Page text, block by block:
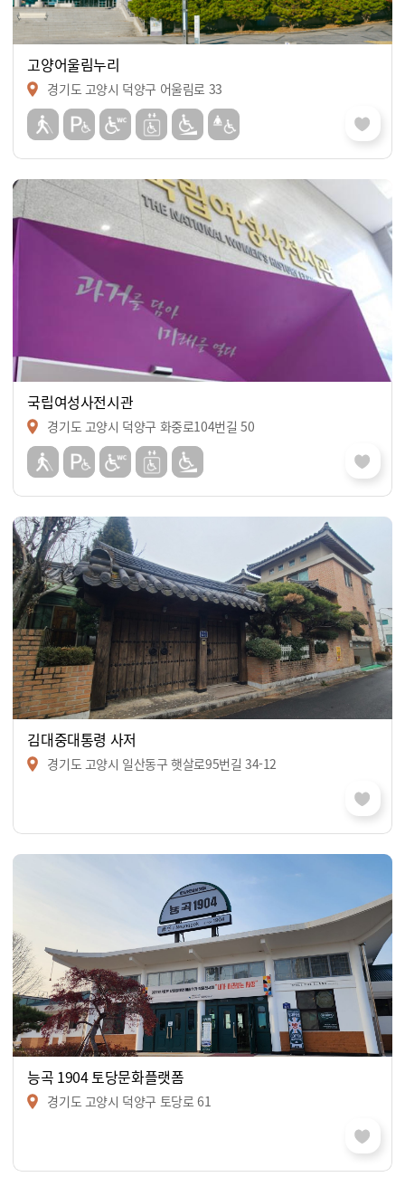
고양어울림누리
경기도 고양시 덕양구 어울림로 33
국립여성사전시관
경기도 고양시 덕양구 화중로104번길 50
김대중대통령 사저
경기도 고양시 일산동구 햇살로95번길 34-12
능곡 1904 토당문화플랫폼
경기도 고양시 덕양구 토당로 61